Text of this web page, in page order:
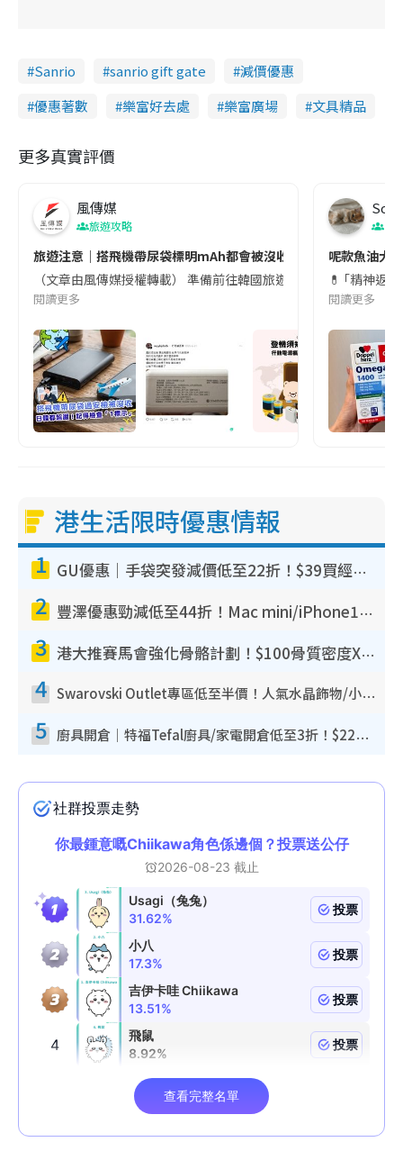
Sanrio sanrio gift gate
減價優惠
優惠著數
樂富好去處 樂富廣場 文具精品
更多真實評價
風傳媒
旅遊攻略
旅遊注意｜搭飛機帶尿袋標明mAh都會被沒收😱出發前切記檢查
（文章由風傳媒授權轉載） 準備前往韓國旅遊的民眾，近期要
閱讀更多
Soul
呢款魚油大
💊 ｢精神返
閱讀更多
港生活限時優惠情報
1 GU優惠｜手袋突發減價低至22折！$39買經典波士頓包/餃子袋！飾物同步減價$29起！
2 豐澤優惠勁減低至44折！Mac mini/iPhone17Pro大減價！廚房家電$220起
3 港大推賽馬會強化骨骼計劃！$100骨質密度X光檢查 完成免費運動訓練送超市禮券！附參加資格
4 Swarovski Outlet專區低至半價！人氣水晶飾物/小擺設$138起！迪士尼款/水晶高跟鞋都有平
5 廚具開倉｜特福Tefal廚具/家電開倉低至3折！$220起買平底鍋/炒鑊/湯煲！電飯煲/吸塵機/燙斗$418起